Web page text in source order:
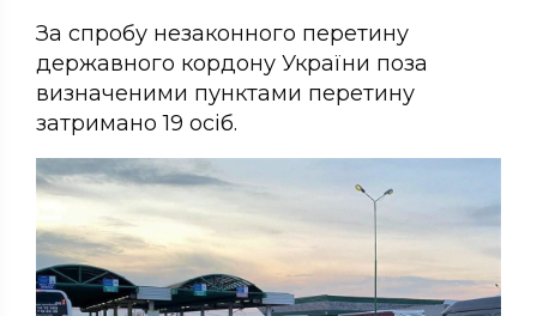
За спробу незаконного перетину
державного кордону України поза
визначеними пунктами перетину
затримано 19 осіб.